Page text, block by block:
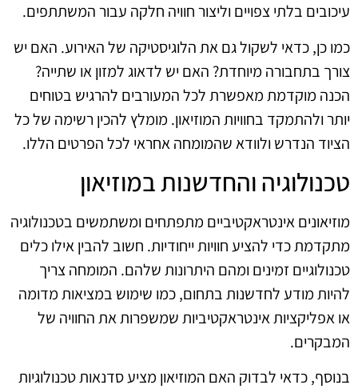
עיכובים בלתי צפויים וליצור חוויה חלקה עבור המשתתפים.
כמו כן, כדאי לשקול גם את הלוגיסטיקה של האירוע. האם יש
צורך בתחבורה מיוחדת? האם יש לדאוג למזון או שתייה?
הכנה מוקדמת מאפשרת לכל המעורבים להרגיש בטוחים
יותר ולהתמקד בחוויות המוזיאון. מומלץ להכין רשימה של כל
הציוד הנדרש ולוודא שהמומחה אחראי לכל הפרטים הללו.
טכנולוגיה והחדשנות במוזיאון
מוזיאונים אינטראקטיביים מתפתחים ומשתמשים בטכנולוגיה
מתקדמת כדי להציע חוויות ייחודיות. חשוב להבין אילו כלים
טכנולוגיים זמינים ומהם היתרונות שלהם. המומחה צריך
להיות מודע לחדשנות בתחום, כמו שימוש במציאות מדומה
או אפליקציות אינטראקטיביות שמשפרות את החוויה של
המבקרים.
בנוסף, כדאי לבדוק האם המוזיאון מציע סדנאות טכנולוגיות